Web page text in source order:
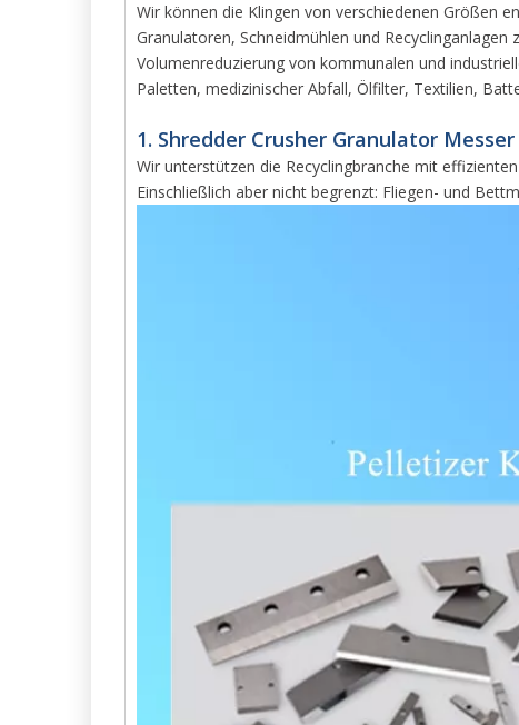
Wir können die Klingen von verschiedenen Größen
Granulatoren, Schneidmühlen und
Volumenreduzierung von kommunalen und
Paletten, medizinischer Abfall, Ölfilter, Textilien,
1. Shredder Crusher Granulator
Wir unterstützen die Recyclingbranche mit
Einschließlich aber nicht begrenzt: Fliegen- und